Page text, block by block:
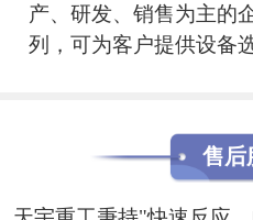
产、研发、销售为主的
列，可为客户提供设备
售后